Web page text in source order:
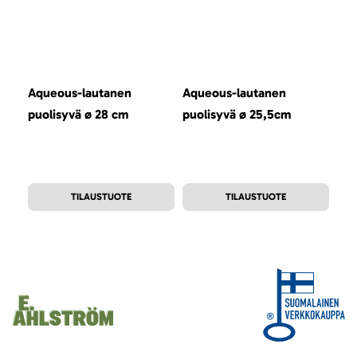
Aqueous-lautanen
puolisyvä ø 28 cm
TILAUSTUOTE
Aqueous-lautanen
puolisyvä ø 25,5cm
TILAUSTUOTE